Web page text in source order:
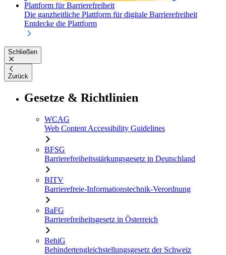
Plattform für Barrierefreiheit
Die ganzheitliche Plattform für digitale Barrierefreiheit
Entdecke die Plattform
Schließen
Zurück
Gesetze & Richtlinien
WCAG
Web Content Accessibility Guidelines
BFSG
Barrierefreiheitsstärkungsgesetz in Deutschland
BITV
Barrierefreie-Informationstechnik-Verordnung
BaFG
Barrierefreiheitsgesetz in Österreich
BehiG
Behindertengleichstellungsgesetz der Schweiz